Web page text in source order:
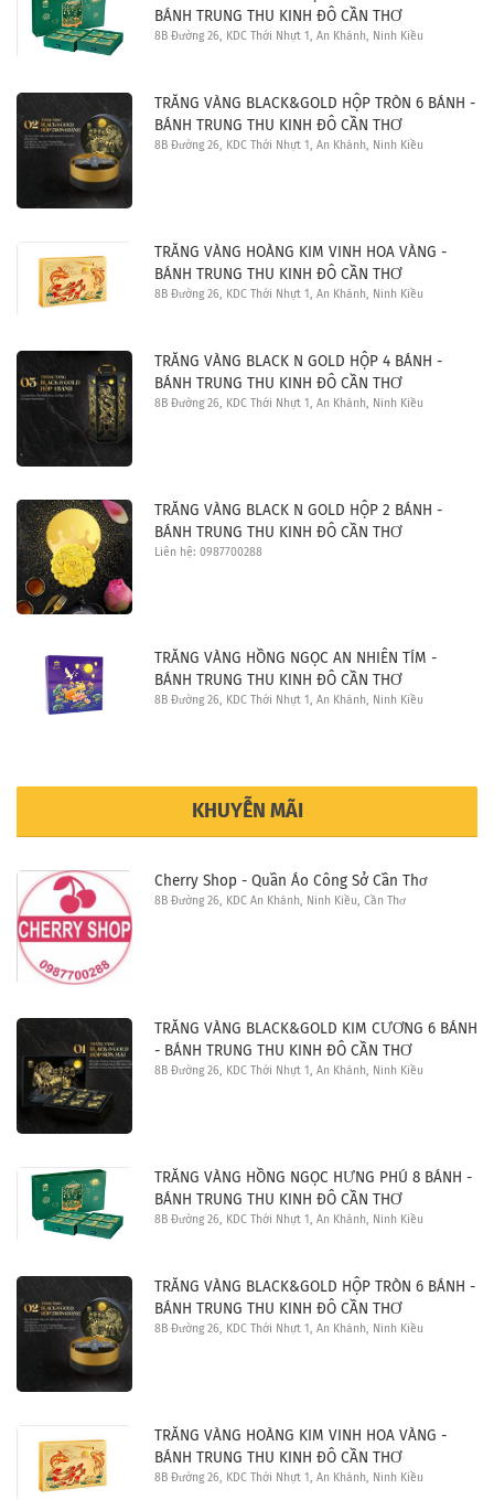
BÁNH TRUNG THU KINH ĐÔ CẦN THƠ
8B Đường 26, KDC Thới Nhựt 1, An Khánh, Ninh Kiều
TRĂNG VÀNG BLACK&GOLD HỘP TRÒN 6 BÁNH -
BÁNH TRUNG THU KINH ĐÔ CẦN THƠ
8B Đường 26, KDC Thới Nhựt 1, An Khánh, Ninh Kiều
TRĂNG VÀNG HOÀNG KIM VINH HOA VÀNG -
BÁNH TRUNG THU KINH ĐÔ CẦN THƠ
8B Đường 26, KDC Thới Nhựt 1, An Khánh, Ninh Kiều
TRĂNG VÀNG BLACK N GOLD HỘP 4 BÁNH -
BÁNH TRUNG THU KINH ĐÔ CẦN THƠ
8B Đường 26, KDC Thới Nhựt 1, An Khánh, Ninh Kiều
TRĂNG VÀNG BLACK N GOLD HỘP 2 BÁNH -
BÁNH TRUNG THU KINH ĐÔ CẦN THƠ
Liên hệ: 0987700288
TRĂNG VÀNG HỒNG NGỌC AN NHIÊN TÍM -
BÁNH TRUNG THU KINH ĐÔ CẦN THƠ
8B Đường 26, KDC Thới Nhựt 1, An Khánh, Ninh Kiều
KHUYỄN MÃI
Cherry Shop - Quần Áo Công Sở Cần Thơ
8B Đường 26, KDC An Khánh, Ninh Kiều, Cần Thơ
TRĂNG VÀNG BLACK&GOLD KIM CƯƠNG 6 BÁNH
- BÁNH TRUNG THU KINH ĐÔ CẦN THƠ
8B Đường 26, KDC Thới Nhựt 1, An Khánh, Ninh Kiều
TRĂNG VÀNG HỒNG NGỌC HƯNG PHÚ 8 BÁNH -
BÁNH TRUNG THU KINH ĐÔ CẦN THƠ
8B Đường 26, KDC Thới Nhựt 1, An Khánh, Ninh Kiều
TRĂNG VÀNG BLACK&GOLD HỘP TRÒN 6 BÁNH -
BÁNH TRUNG THU KINH ĐÔ CẦN THƠ
8B Đường 26, KDC Thới Nhựt 1, An Khánh, Ninh Kiều
TRĂNG VÀNG HOÀNG KIM VINH HOA VÀNG -
BÁNH TRUNG THU KINH ĐÔ CẦN THƠ
8B Đường 26, KDC Thới Nhựt 1, An Khánh, Ninh Kiều